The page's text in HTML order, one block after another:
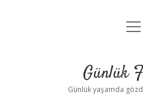
Yasal
Günlük
Günlük yaşamda